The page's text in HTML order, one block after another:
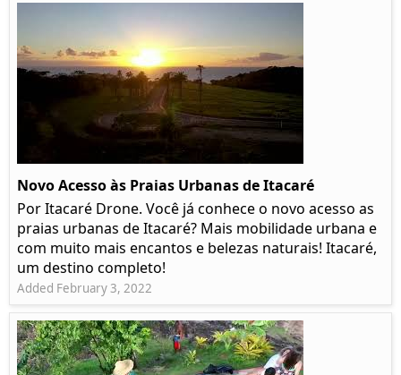
Novo Acesso às Praias Urbanas de Itacaré
Por Itacaré Drone. Você já conhece o novo acesso as
praias urbanas de Itacaré? Mais mobilidade urbana e
com muito mais encantos e belezas naturais! Itacaré,
um destino completo!
Added February 3, 2022